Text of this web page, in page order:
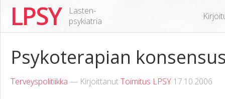
LPSY
Lasten-
psykiatria
Psykoterapian
Terveyspolitiikka — KirjoittanutToimitus LPSY 17.10.2006